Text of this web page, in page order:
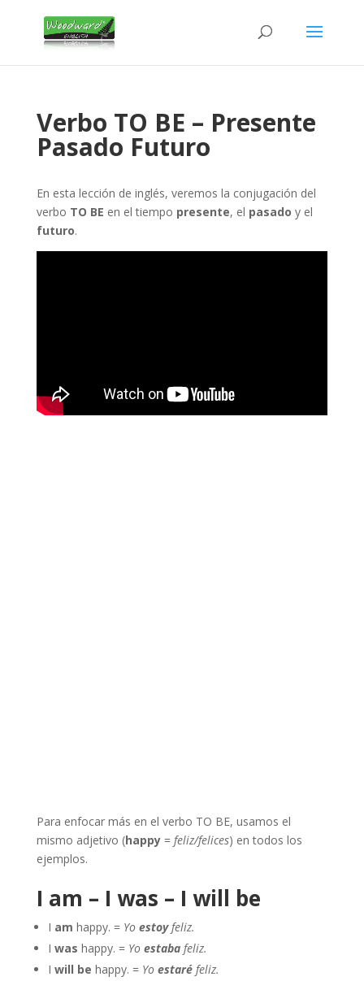
Verbo TO BE – Presente
Pasado Futuro
En esta lección de inglés, veremos la conjugación del
verbo TO BE en el tiempo presente, el pasado y el
futuro.
Para enfocar más en el verbo TO BE, usamos el
mismo adjetivo (happy= feliz/felices) en todos los
ejemplos.
I am – I was – I will be
I am happy. = Yo estoyfeliz.
I was happy. = Yo estabafeliz.
I will be happy. = Yo estaréfeliz.